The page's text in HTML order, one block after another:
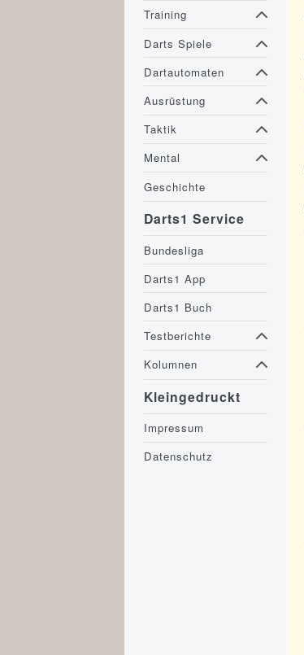
Training
Darts Spiele
Dartautomaten
Ausrüstung
Taktik
Mental
Geschichte
Darts1 Service
Bundesliga
Darts1 App
Darts1 Buch
Testberichte
Kolumnen
Kleingedruckt
Impressum
Datenschutz